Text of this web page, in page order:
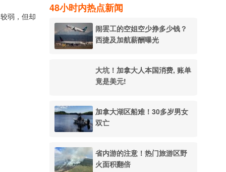
弱，但却
48小时内热点新闻
闹罢工的空姐空少挣多少钱？
西捷及加航薪酬曝光
大坑！加拿大人本国消费, 账单
竟是美元!
加拿大湖区船难！30多岁男女
双亡
省内游的注意！热门旅游区野
火面积翻倍